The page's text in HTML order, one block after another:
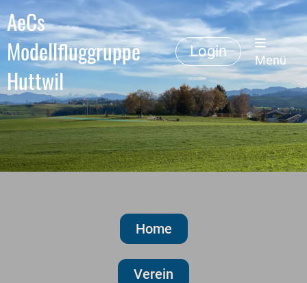
AeCs
Modellfluggruppe
Huttwil
Login
Menü
Home
Verein